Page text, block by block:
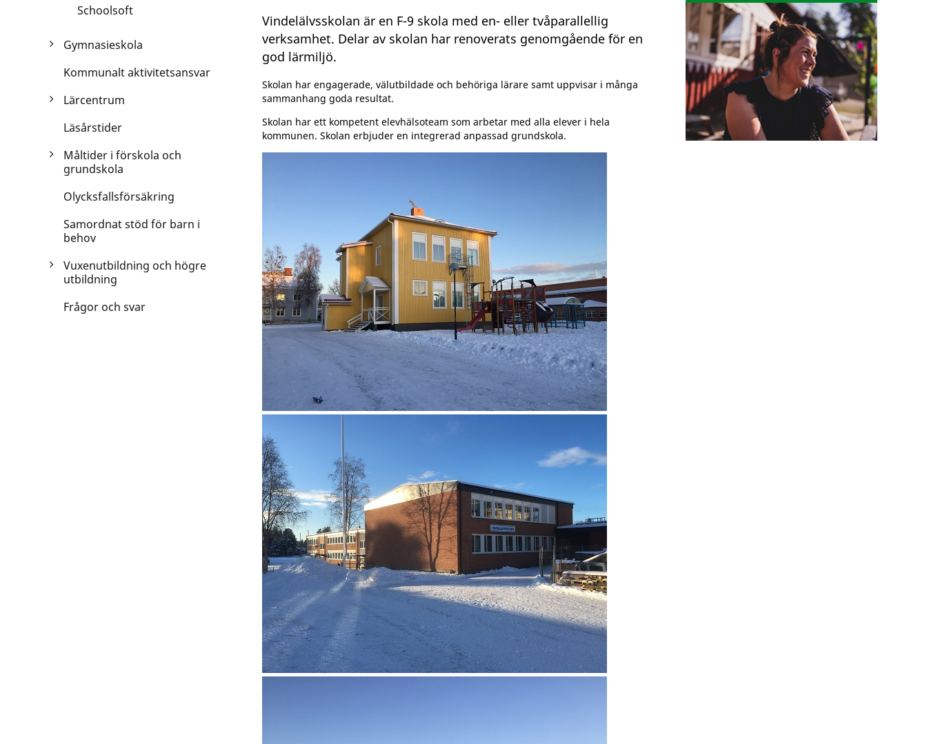
Schoolsoft
Gymnasieskola
Kommunalt aktivitetsansvar
Lärcentrum
Läsårstider
Måltider i förskola och
grundskola
Olycksfallsförsäkring
Samordnat stöd för barn i
behov
Vuxenutbildning och högre
utbildning
Frågor och svar
Vindelälvsskolan är en F-9 skola med en- eller tvåparallellig
verksamhet. Delar av skolan har renoverats genomgående för en
god lärmiljö.
Skolan har engagerade, välutbildade och behöriga lärare samt uppvisar i många
sammanhang goda resultat.
Skolan har ett kompetent elevhälsoteam som arbetar med alla elever i hela
kommunen. Skolan erbjuder en integrerad anpassad grundskola.